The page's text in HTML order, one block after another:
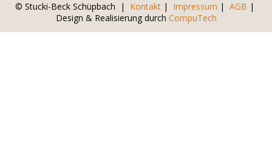
© Stucki-Beck Schüpbach | Kontakt | Impressum | AGB |
Design & Realisierung durch CompuTech